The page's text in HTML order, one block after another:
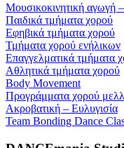
Μουσικοκινητική αγωγή
Παιδικά τμήματα χορού
Εφηβικά τμήματα χορού
Τμήματα χορού ενήλικων
Επαγγελματικά τμήματα
Αθλητικά τμήματα χορού
Body Movement
Προγράμματα χορού
Ακροβατική – Ευλυγισία
Team Bonding Dance